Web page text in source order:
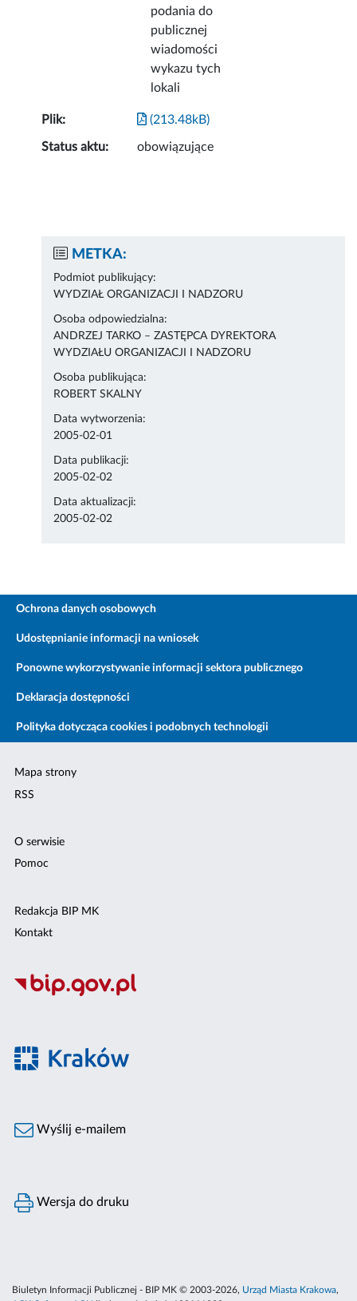
podania do
publicznej
wiadomości
wykazu tych
lokali
Plik: (213.48kB)
Status aktu: obowiązujące
METKA:
Podmiot publikujący:
WYDZIAŁ ORGANIZACJI I NADZORU
Osoba odpowiedzialna:
ANDRZEJ TARKO – ZASTĘPCA DYREKTORA
WYDZIAŁU ORGANIZACJI I NADZORU
Osoba publikująca:
ROBERT SKALNY
Data wytworzenia:
2005-02-01
Data publikacji:
2005-02-02
Data aktualizacji:
2005-02-02
Ochrona danych osobowych
Udostępnianie informacji na wniosek
Ponowne wykorzystywanie informacji sektora publicznego
Deklaracja dostępności
Polityka dotycząca cookies i podobnych technologii
Mapa strony
RSS
O serwisie
Pomoc
Redakcja BIP MK
Kontakt
Wyślij e-mailem
Wersja do druku
Biuletyn Informacji Publicznej - BIP MK © 2003-2026, Urząd Miasta Krakowa,